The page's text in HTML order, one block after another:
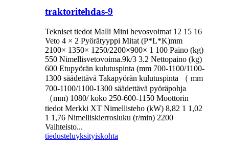
traktoritehdas-9
Tekniset tiedot Malli Mini hevosvoimat 12 15 16
Veto 4 × 2 Pyörätyyppi Mitat (P*L*K)mm
2100× 1350× 1250/2200×900× 1 100 Paino (kg)
550 Nimellisvetovoima.9k/3 3.2 Nettopaino (kg)
600 Etupyörän kulutuspinta (mm 700-1100/1100-
1300 säädettävä Takapyörän kulutuspinta （ mm
700-1100/1100-1300 säädettävä pyöräpohja
（mm) 1080/ koko 250-600-1150 Moottorin
tiedot Merkki XT Nimellisteho (kW) 8,82 1 1,02
1 1,76 Nimelliskierrosluku (r/min) 2200
Vaihteisto...
tiedusteluyksityiskohta